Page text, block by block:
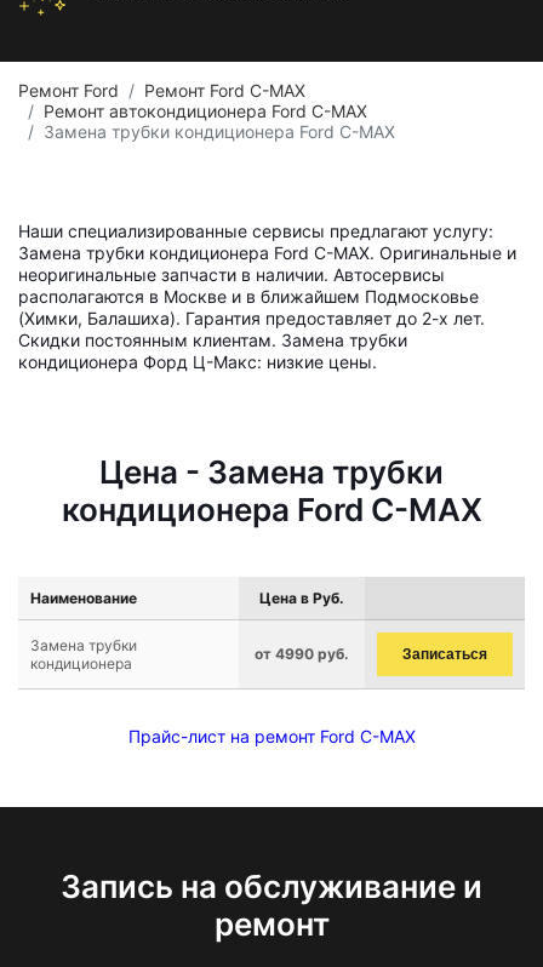
Ремонт Ford
Ремонт Ford C-MAX
Ремонт автокондиционера Ford C-MAX
Замена трубки кондиционера Ford C-MAX
Наши специализированные сервисы предлагают услугу:
Замена трубки кондиционера Ford C-MAX. Оригинальные и
неоригинальные запчасти в наличии. Автосервисы
располагаются в Москве и в ближайшем Подмосковье
(Химки, Балашиха). Гарантия предоставляет до 2-х лет.
Скидки постоянным клиентам. Замена трубки
кондиционера Форд Ц-Макс: низкие цены.
Цена - Замена трубки
кондиционера Ford C-MAX
Наименование Цена в Руб.
Замена трубки
кондиционера
от 4990 руб. Записаться
Прайс-лист на ремонт Ford C-MAX
Запись на обслуживание и
ремонт